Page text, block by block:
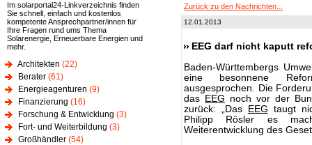
Im solarportal24-Linkverzeichnis finden
Sie schnell, einfach und kostenlos
kompetente Ansprechpartner/innen für
Ihre Fragen rund ums Thema
Solarenergie, Erneuerbare Energien und
mehr.
Architekten (22)
Berater (61)
Energieagenturen (9)
Finanzierung (16)
Forschung & Entwicklung (3)
Fort- und Weiterbildung (3)
Großhändler (54)
Zurück zu den Nachrichten...
12.01.2013
EEG darf nicht kaputt
Baden-Württembergs
eine besonnene
ausgesprochen. Die
das EEG noch vor der
zurück: „Das
EEG taugt
Philipp Rösler es
Weiterentwicklung des